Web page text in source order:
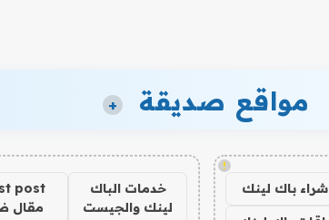
مواقع صديقة +
!
شراء باك لينك
خدمات الباك
لينك والجيست
post
مقال